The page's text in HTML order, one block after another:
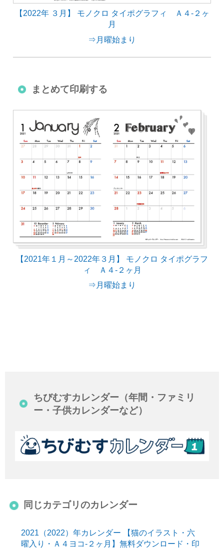
【2022年 ３月】 モノクロ タイポグラフィ Ａ４-２ヶ
月
⇒月曜始まり
まとめて印刷する
【2021年１月～2022年３月】 モノクロ タイポグラフ
ィ Ａ４-２ヶ月
⇒月曜始まり
ちびむすカレンダー（年間・ファミリ
ー・子供カレンダーなど）
同じカテゴリのカレンダー
2021（2022）年カレンダー 【猫のイラスト・六
曜入り・Ａ４ヨコ-２ヶ月】無料ダウンロード・印